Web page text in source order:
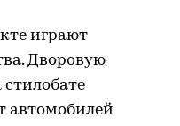
играют
Дворовую
автомобилей